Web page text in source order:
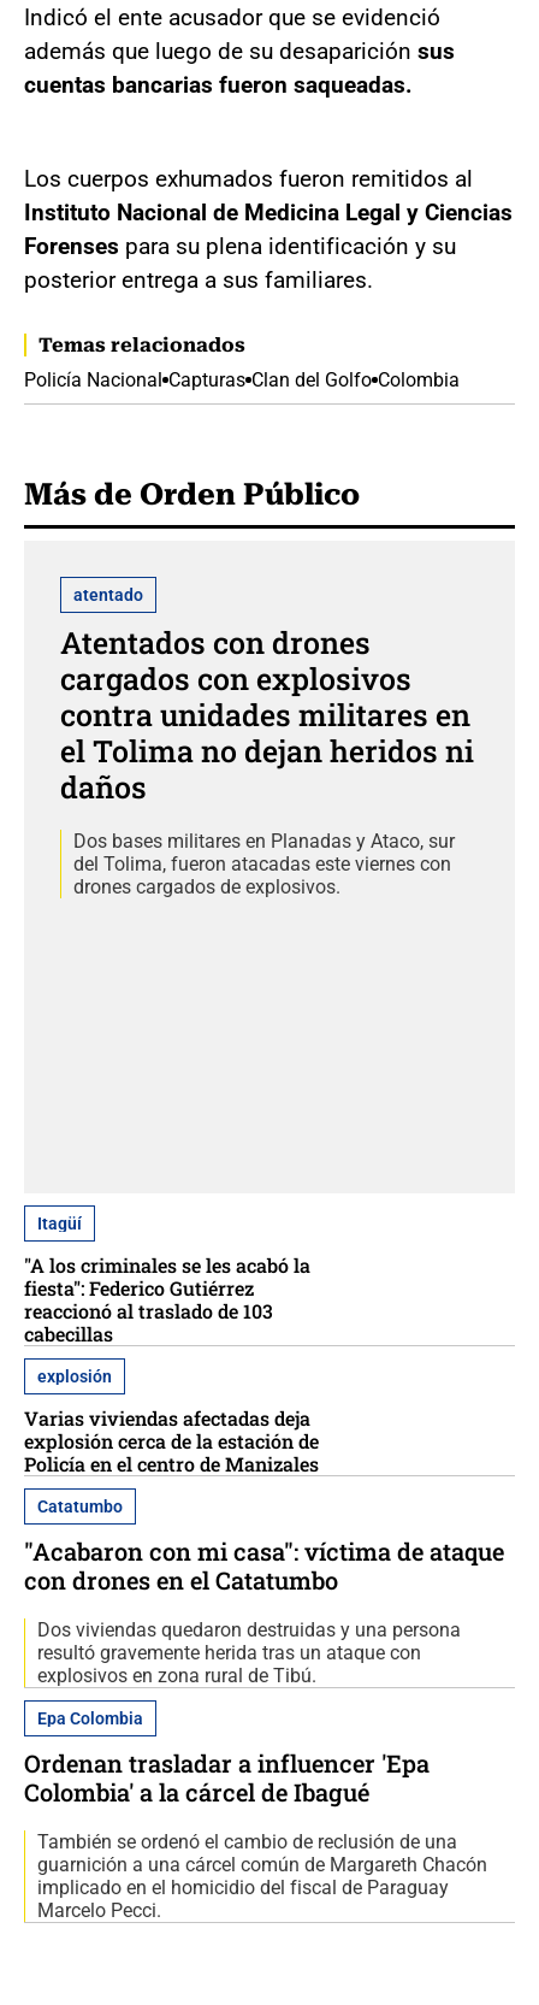
Indicó el ente acusador que se evidenció
además que luego de su desaparición sus
cuentas bancarias fueron saqueadas.
Los cuerpos exhumados fueron remitidos al
Instituto Nacional de Medicina Legal y Ciencias
Forenses para su plena identificación y su
posterior entrega a sus familiares.
Temas relacionados
Policía Nacional Capturas Clan del Golfo Colombia
Más de Orden Público
atentado
Atentados con drones
cargados con explosivos
contra unidades militares en
el Tolima no dejan heridos ni
daños
Dos bases militares en Planadas y Ataco, sur
del Tolima, fueron atacadas este viernes con
drones cargados de explosivos.
Itagüí
"A los criminales se les acabó la
fiesta": Federico Gutiérrez
reaccionó al traslado de 103
cabecillas
explosión
Varias viviendas afectadas deja
explosión cerca de la estación de
Policía en el centro de Manizales
Catatumbo
"Acabaron con mi casa": víctima de ataque
con drones en el Catatumbo
Dos viviendas quedaron destruidas y una persona
resultó gravemente herida tras un ataque con
explosivos en zona rural de Tibú.
Epa Colombia
Ordenan trasladar a influencer 'Epa
Colombia' a la cárcel de Ibagué
También se ordenó el cambio de reclusión de una
guarnición a una cárcel común de Margareth Chacón
implicado en el homicidio del fiscal de Paraguay
Marcelo Pecci.